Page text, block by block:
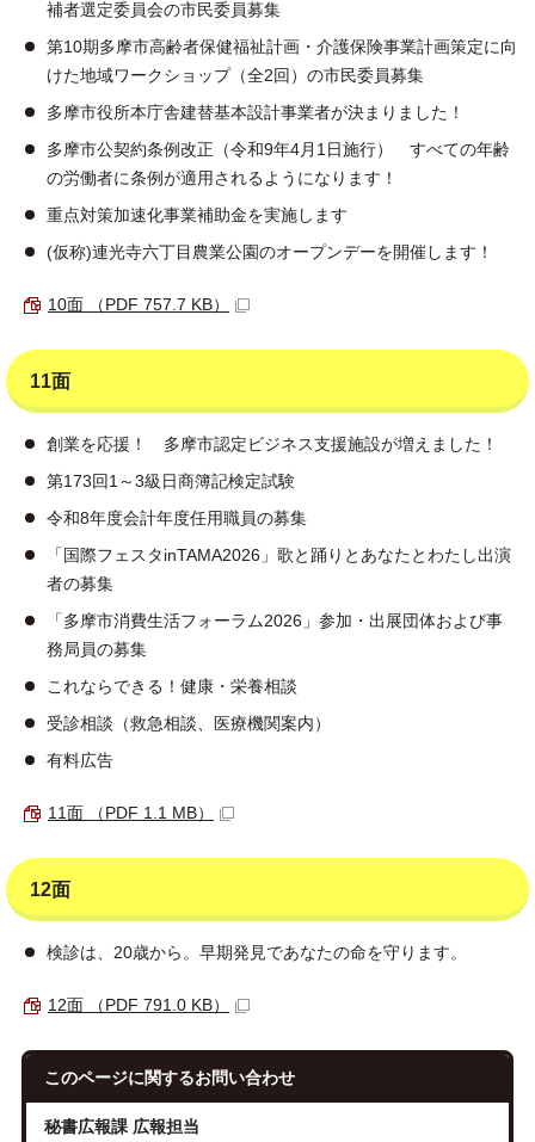
補者選定委員会の市民委員募集
第10期多摩市高齢者保健福祉計画・介護保険事業計画策定に向
けた地域ワークショップ（全2回）の市民委員募集
多摩市役所本庁舎建替基本設計事業者が決まりました！
多摩市公契約条例改正（令和9年4月1日施行） すべての年齢
の労働者に条例が適用されるようになります！
重点対策加速化事業補助金を実施します
(仮称)連光寺六丁目農業公園のオープンデーを開催します！
10面 （PDF 757.7 KB）
11面
創業を応援！ 多摩市認定ビジネス支援施設が増えました！
第173回1～3級日商簿記検定試験
令和8年度会計年度任用職員の募集
「国際フェスタinTAMA2026」歌と踊りとあなたとわたし出演
者の募集
「多摩市消費生活フォーラム2026」参加・出展団体および事
務局員の募集
これならできる！健康・栄養相談
受診相談（救急相談、医療機関案内）
有料広告
11面 （PDF 1.1 MB）
12面
検診は、20歳から。早期発見であなたの命を守ります。
12面 （PDF 791.0 KB）
このページに関するお問い合わせ
秘書広報課 広報担当